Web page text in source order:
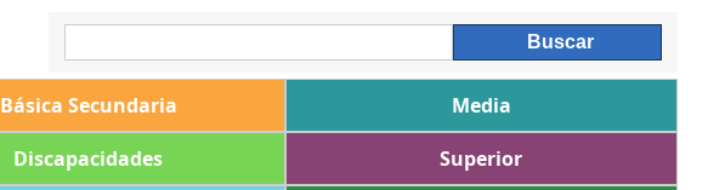
Básica Secundaria
Media
Discapacidades
Superior